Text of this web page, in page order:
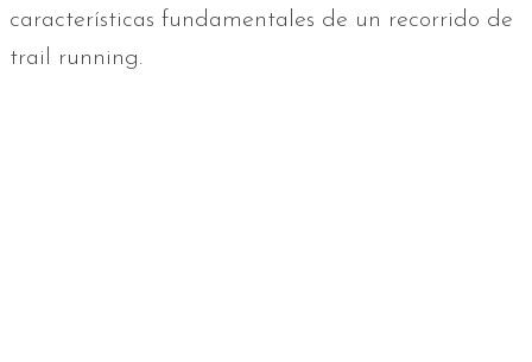
características fundamentales de un recorrido de
trail running.